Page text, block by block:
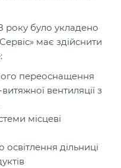
року було укладено
має здійснити
переоснащення
вентиляції з
місцеві
дільниці